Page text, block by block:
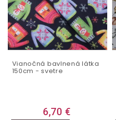
Vianočná bavlnená látka
150cm - svetre
6,70 €